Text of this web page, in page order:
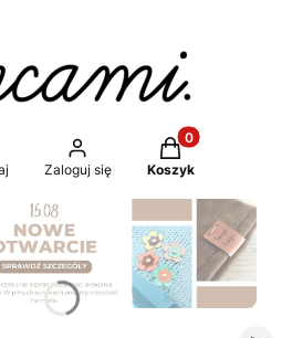
wyszukiwarkę
Zaloguj się
Produkty w
Koszyk
aby otworzyć stronę.